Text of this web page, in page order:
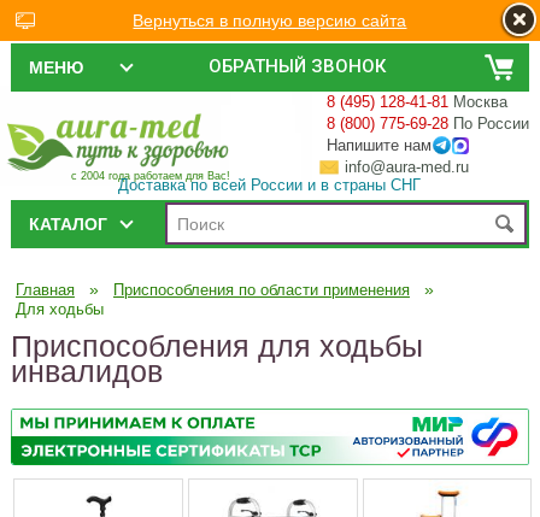
ОБРАТНЫЙ ЗВОНОК
МЕНЮ
с 2004 года работаем для Вас!
8 (495) 128-41-81 Москва
8 (800) 775-69-28 По России
Напишите нам
info@aura-med.ru
Доставка по всей России и в страны СНГ
КАТАЛОГ
Главная » Приспособления по области применения »
Для ходьбы
Приспособления для ходьбы
инвалидов
Вернуться в полную версию сайта